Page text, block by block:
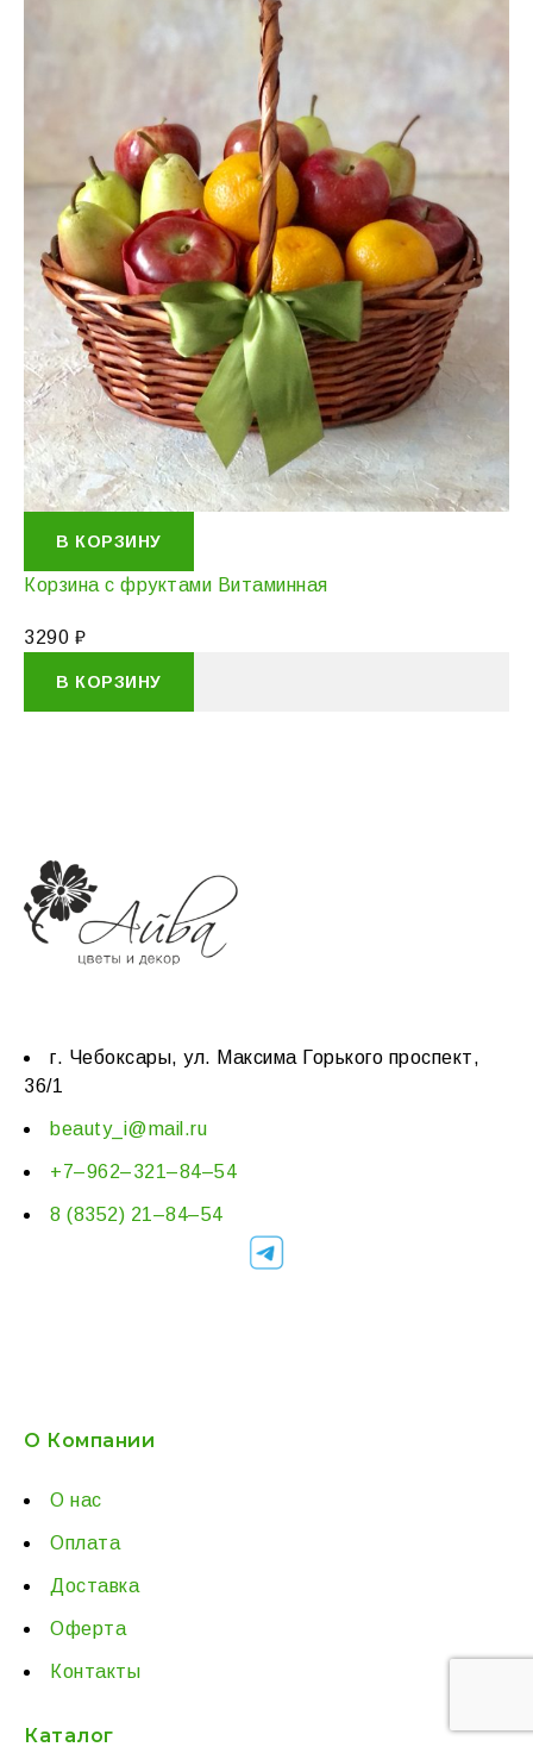
В КОРЗИНУ
Корзина с фруктами Витаминная
3290 ₽
В КОРЗИНУ
г. Чебоксары, ул. Максима Горького проспект,
36/1
beauty_i@mail.ru
+7–962–321–84–54
8 (8352) 21–84–54
О Компании
О нас
Оплата
Доставка
Оферта
Контакты
Каталог